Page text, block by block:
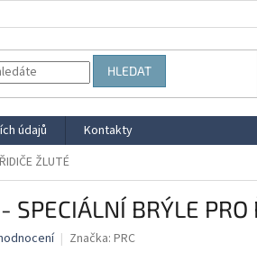
HLEDAT
údajů
Kontakty
ŽLUTÉ
SPECIÁLNÍ BRÝLE PRO
Značka: PRC